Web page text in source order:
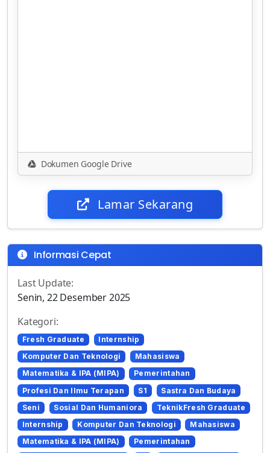
Dokumen Google Drive
Lamar Sekarang
Informasi Cepat
Last Update:
Senin, 22 Desember 2025
Kategori:
Fresh Graduate
Internship
Komputer Dan Teknologi
Mahasiswa
Matematika & IPA (MIPA)
Pemerintahan
Profesi Dan Ilmu Terapan
S1
Sastra Dan Budaya
Seni
Sosial Dan Humaniora
TeknikFresh Graduate
Internship
Komputer Dan Teknologi
Mahasiswa
Matematika & IPA (MIPA)
Pemerintahan